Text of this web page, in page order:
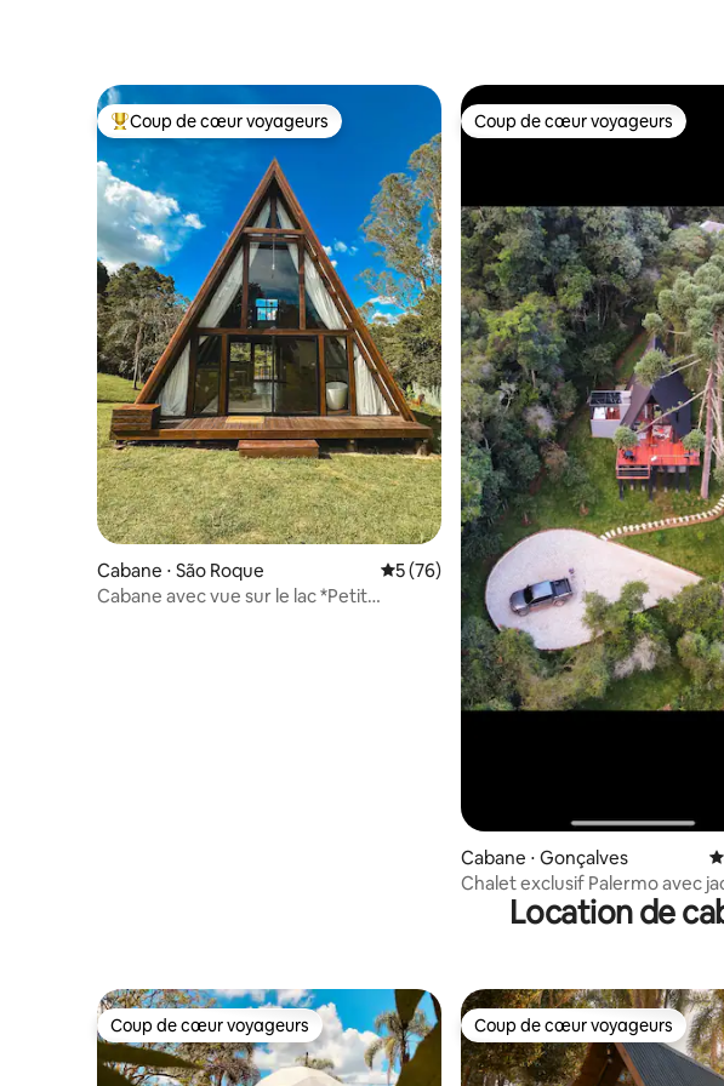
Coups de cœur voyageurs les plus appréciés
Coup de cœur voyageurs
Cabane ⋅ São Roque Évaluation moyenne sur la base de 76
5 (76)
Cabane avec vue sur le lac *Petit
Coup de cœur voyageurs
Coup de cœur voyageurs
Cabane ⋅ Gonçalves
Chalet exclusif Palermo avec
Gonçalves/MG
Location de
Coup de cœur voyageurs
Coup de cœur voyageurs Coup de cœur voyageurs
Coup de cœur voyageurs